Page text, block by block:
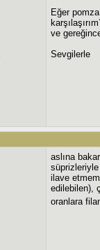
Eğer
ve
Sevgilerle
aslına
ilave
edilebilen),
oranlara